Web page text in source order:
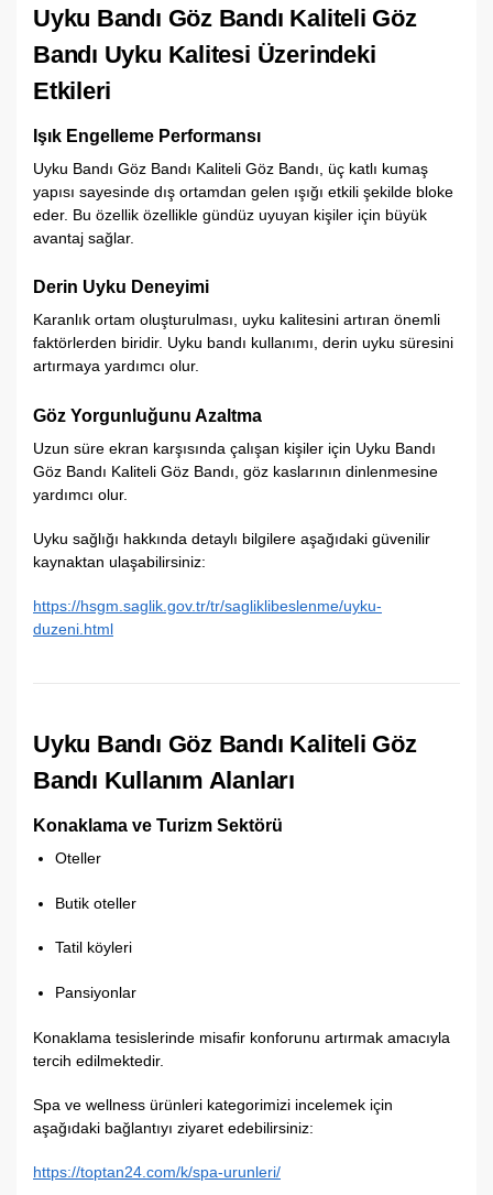
Uyku Bandı Göz Bandı Kaliteli Göz
Bandı Uyku Kalitesi Üzerindeki
Etkileri
Işık Engelleme Performansı
Uyku Bandı Göz Bandı Kaliteli Göz Bandı, üç katlı kumaş
yapısı sayesinde dış ortamdan gelen ışığı etkili şekilde bloke
eder. Bu özellik özellikle gündüz uyuyan kişiler için büyük
avantaj sağlar.
Derin Uyku Deneyimi
Karanlık ortam oluşturulması, uyku kalitesini artıran önemli
faktörlerden biridir. Uyku bandı kullanımı, derin uyku süresini
artırmaya yardımcı olur.
Göz Yorgunluğunu Azaltma
Uzun süre ekran karşısında çalışan kişiler için Uyku Bandı
Göz Bandı Kaliteli Göz Bandı, göz kaslarının dinlenmesine
yardımcı olur.
Uyku sağlığı hakkında detaylı bilgilere aşağıdaki güvenilir
kaynaktan ulaşabilirsiniz:
https://hsgm.saglik.gov.tr/tr/sagliklibeslenme/uyku-
duzeni.html
Uyku Bandı Göz Bandı Kaliteli Göz
Bandı Kullanım Alanları
Konaklama ve Turizm Sektörü
Oteller
Butik oteller
Tatil köyleri
Pansiyonlar
Konaklama tesislerinde misafir konforunu artırmak amacıyla
tercih edilmektedir.
Spa ve wellness ürünleri kategorimizi incelemek için
aşağıdaki bağlantıyı ziyaret edebilirsiniz:
https://toptan24.com/k/spa-urunleri/